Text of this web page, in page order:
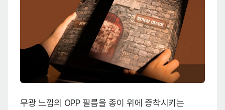
무광 느낌의 OPP 필름을 종이 위에 증착시키는